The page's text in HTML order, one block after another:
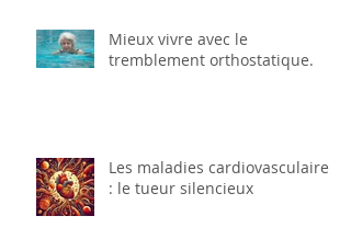
Mieux vivre avec le
tremblement orthostatique.
Les maladies cardiovasculaires
: le tueur silencieux